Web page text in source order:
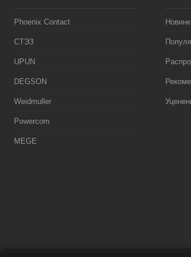
Phoenix Contact
СТЭЗ
UPUN
DEGSON
Weidmuller
Powercom
MEGE